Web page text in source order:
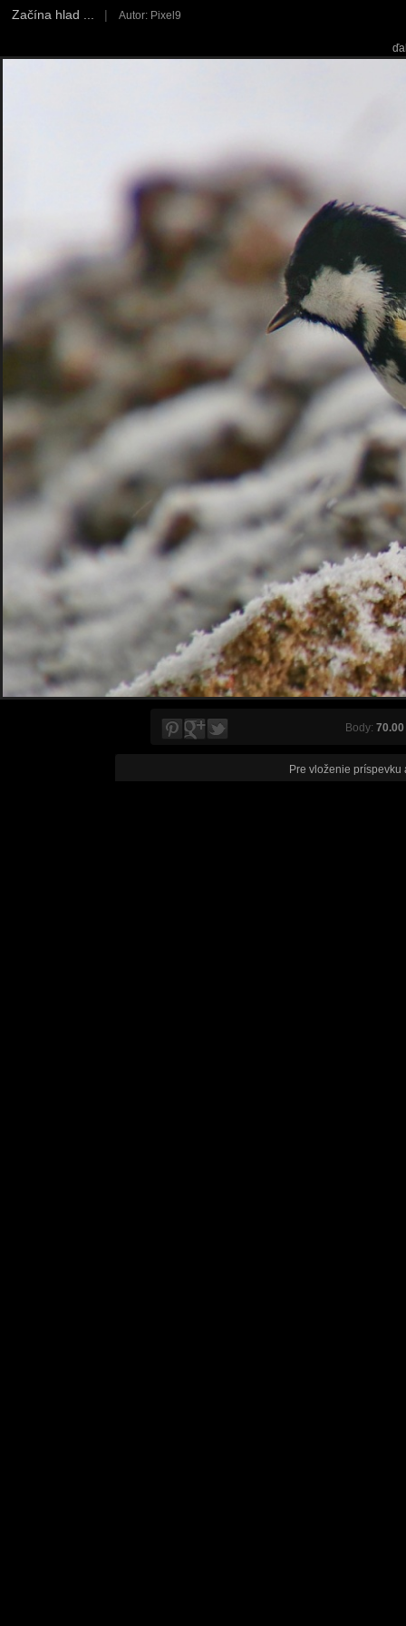
Začína hlad ... | Autor: Pixel9
Body: 70.00
Pre vloženie